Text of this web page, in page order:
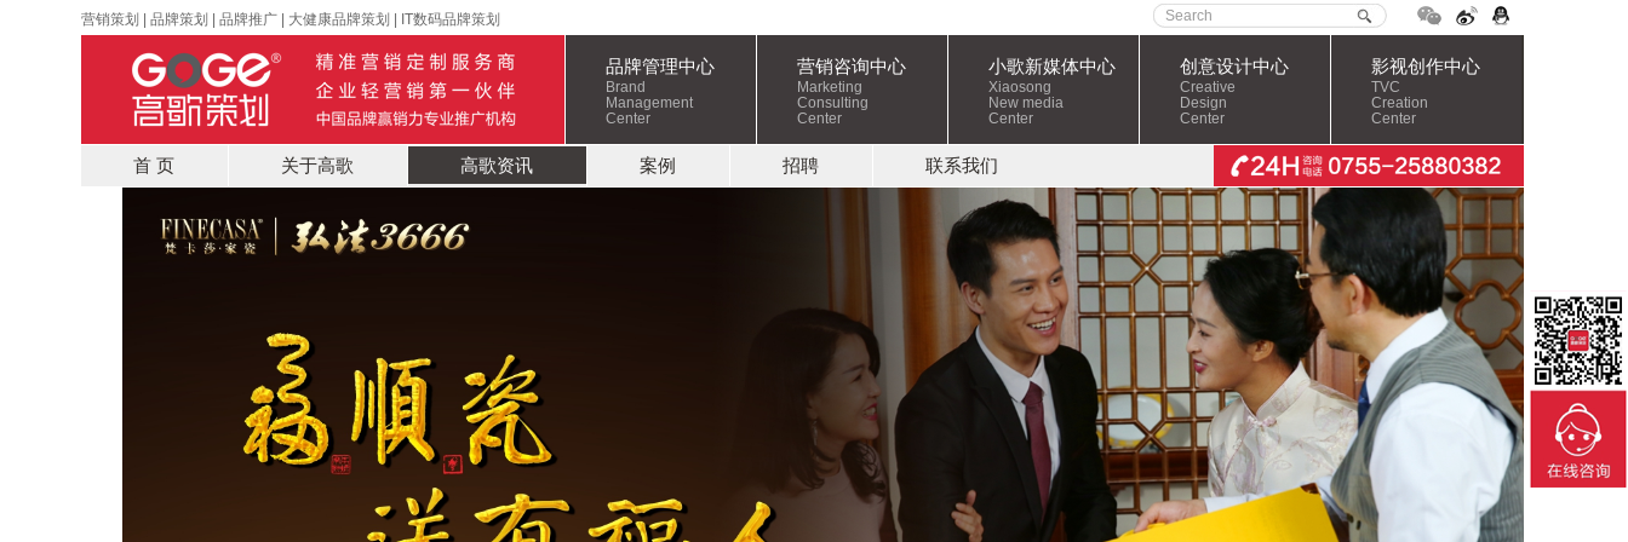
营销策划 品牌策划 品牌推广 大健康品牌策划 IT数码品牌策划
品牌管理中心
Brand
Management
Center
营销咨询中心
Marketing
Consulting
Center
小歌新媒体中心
Xiaosong
New media
Center
创意设计中心
Creative
Design
Center
影视创作中心
TVC
Creation
Center
首 页 关于高歌 高歌资讯 案例 招聘 联系我们